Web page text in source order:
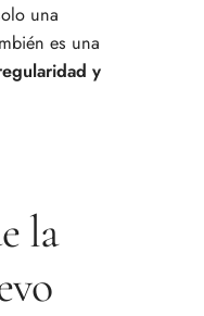
una
es una
y
la